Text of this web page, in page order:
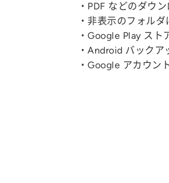
・PDF などのダウ
・非表示のフォル
・Google Play スト
・Android バック
・Google アカウン